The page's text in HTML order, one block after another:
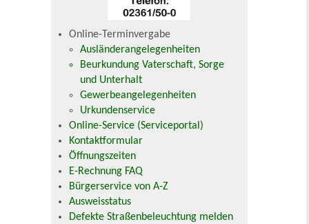
Online-Terminvergabe
Ausländerangelegenheiten
Beurkundung Vaterschaft, Sorge
und Unterhalt
Gewerbeangelegenheiten
Urkundenservice
Online-Service (Serviceportal)
Kontaktformular
Öffnungszeiten
E-Rechnung FAQ
Bürgerservice von A-Z
Ausweisstatus
Defekte Straßenbeleuchtung melden